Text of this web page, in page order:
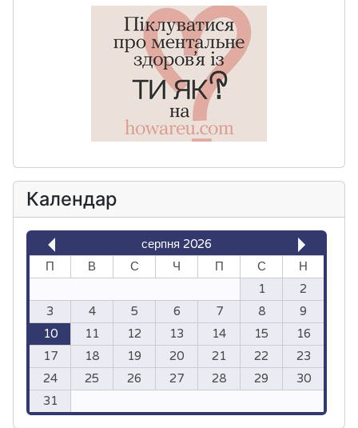
Календар
серпня 2026
П
В С Ч П С
Н
1
2
3
4 5 6 7 8
9
10
11 12 13 14 15
16
17
18 19 20 21 22
23
24
25 26 27 28 29
30
31